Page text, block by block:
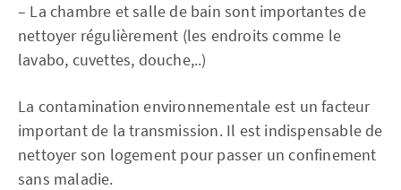
– La chambre et salle de bain sont importantes de
nettoyer régulièrement (les endroits comme le
lavabo, cuvettes, douche,..)
La contamination environnementale est un facteur
important de la transmission. Il est indispensable de
nettoyer son logement pour passer un confinement
sans maladie.